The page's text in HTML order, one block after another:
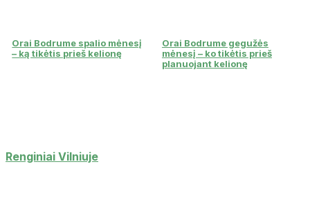
Orai Bodrume spalio mėnesį
– ką tikėtis prieš kelionę
Orai Bodrume gegužės
mėnesį – ko tikėtis prieš
planuojant kelionę
Renginiai Vilniuje